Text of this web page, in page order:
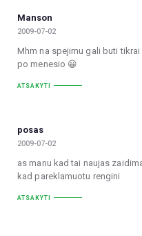
Manson
2009-07-02
Mhm na spejimu gali buti
po menesio 😀
ATSAKYTI
posas
2009-07-02
as manu kad tai naujas
kad pareklamuotu rengini
ATSAKYTI